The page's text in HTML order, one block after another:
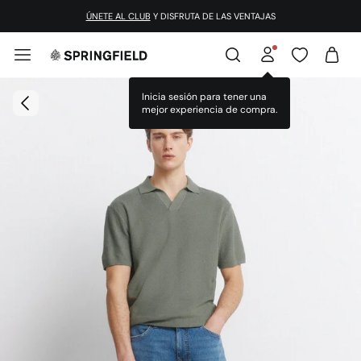
ÚNETE AL CLUB Y DISFRUTA DE LAS VENTAJAS
Inicia sesión para tener una
mejor experiencia de compra.